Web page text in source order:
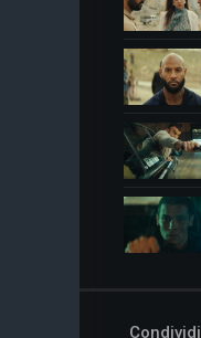
Condividi